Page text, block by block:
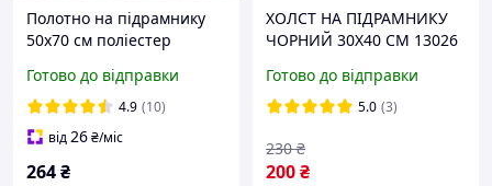
Полотно на підрамнику
50х70 см поліестер
малювання акрилом і
олією ручна робота
основа для творчості
Готово до відправки
4.9 (10)
від26₴/міс
264₴
ХОЛСТ НА ПІДРАМНИКУ
ЧОРНИЙ 30Х40 СМ 13026
Готово до відправки
5.0 (3)
200₴
230 ₴